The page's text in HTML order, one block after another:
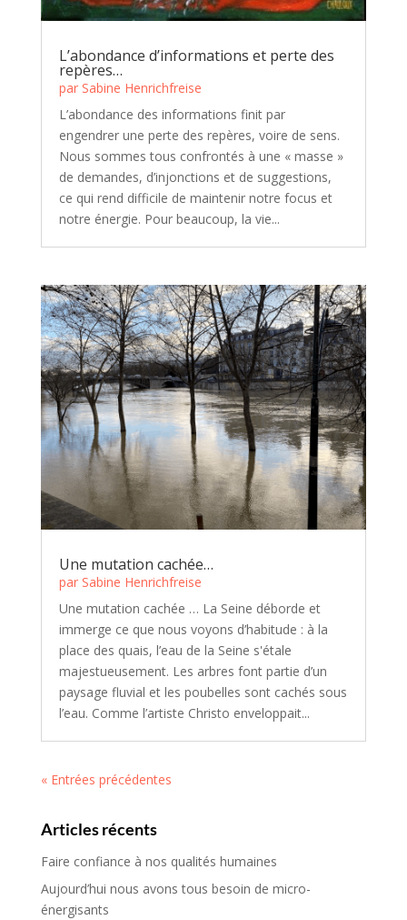
L’abondance d’informations et perte des
repères…
par Sabine Henrichfreise
L’abondance des informations finit par
engendrer une perte des repères, voire de sens.
Nous sommes tous confrontés à une « masse »
de demandes, d’injonctions et de suggestions,
ce qui rend difficile de maintenir notre focus et
notre énergie. Pour beaucoup, la vie...
Une mutation cachée…
par Sabine Henrichfreise
Une mutation cachée … La Seine déborde et
immerge ce que nous voyons d’habitude : à la
place des quais, l’eau de la Seine s'étale
majestueusement. Les arbres font partie d’un
paysage fluvial et les poubelles sont cachés sous
l’eau. Comme l’artiste Christo enveloppait...
« Entrées précédentes
Articles récents
Faire confiance à nos qualités humaines
Aujourd’hui nous avons tous besoin de micro-
énergisants